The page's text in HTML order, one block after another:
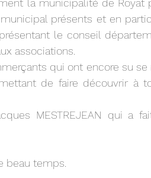
la municipalité de Royat
présents et en
le conseil
associations.
qui ont encore su
de faire découvrir à
MESTREJEAN qui a
beau temps.